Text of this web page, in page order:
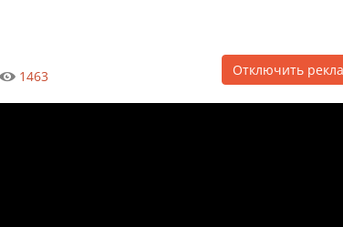
1463 Отключить